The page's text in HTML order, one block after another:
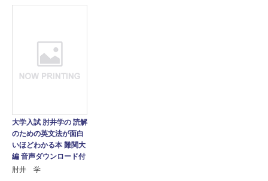
大学入試 肘井学の 読解
のための英文法が面白
いほどわかる本 難関大
編 音声ダウンロード付
肘井 学